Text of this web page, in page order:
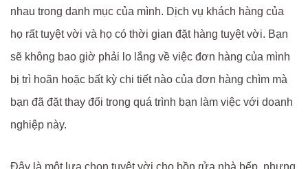
nhau trong danh mục của mình. Dịch vụ khách hàng của
họ rất tuyệt vời và họ có thời gian đặt hàng tuyệt vời. Bạn
sẽ không bao giờ phải lo lắng về việc đơn hàng của mình
bị trì hoãn hoặc bất kỳ chi tiết nào của đơn hàng chìm mà
bạn đã đặt thay đổi trong quá trình bạn làm việc với doanh
nghiệp này.
Đây là một lựa chọn tuyệt vời cho bồn rửa nhà bếp, nhưng